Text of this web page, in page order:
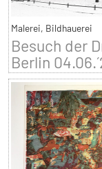
Malerei, Bildhauerei
Besuch der
Berlin